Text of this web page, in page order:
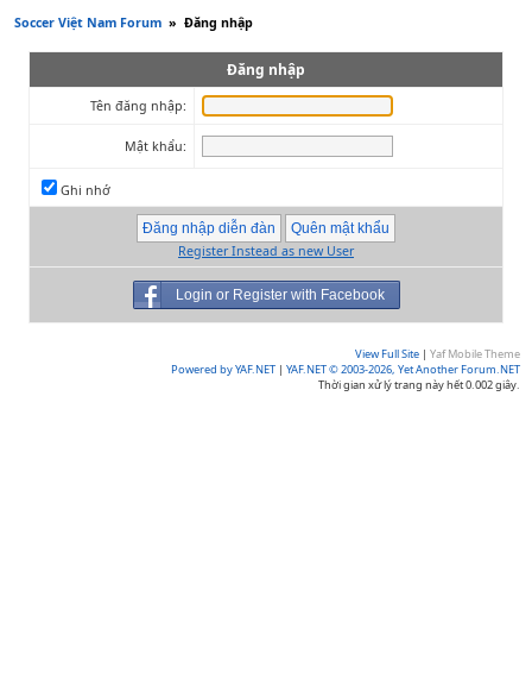
Soccer Việt Nam Forum » Đăng nhập
Đăng nhập
Tên đăng nhập:
Mật khẩu:
Ghi nhớ
Register Instead as new User
Login or Register with Facebook
View Full Site | Yaf Mobile Theme
Powered by YAF.NET | YAF.NET © 2003-2026, Yet Another Forum.NET
Thời gian xử lý trang này hết 0.002 giây.